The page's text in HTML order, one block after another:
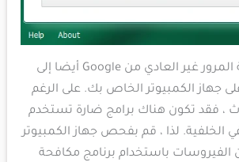
قد يشير خطأ حركة المرور غير العادي من Google أيضا إلى
جهاز الكمبيوتر الخاص بك. على الرغم
، فقد تكون هناك برامج ضارة تستخدم
الخلفية. لذا ، قم بفحص جهاز الكمبيوتر
باستخدام برنامج مكافحة